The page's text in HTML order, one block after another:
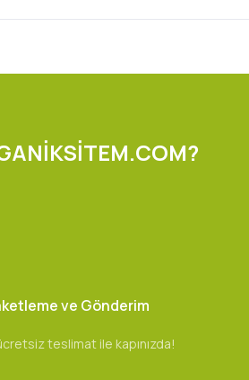
ve Gönderim
teslimat ile kapınızda!